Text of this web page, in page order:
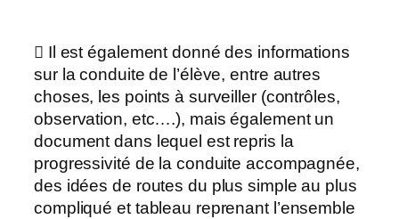
 Il est également donné des informations
sur la conduite de l’élève, entre autres
choses, les points à surveiller (contrôles,
observation, etc….), mais également un
document dans lequel est repris la
progressivité de la conduite accompagnée,
des idées de routes du plus simple au plus
compliqué et tableau reprenant l’ensemble